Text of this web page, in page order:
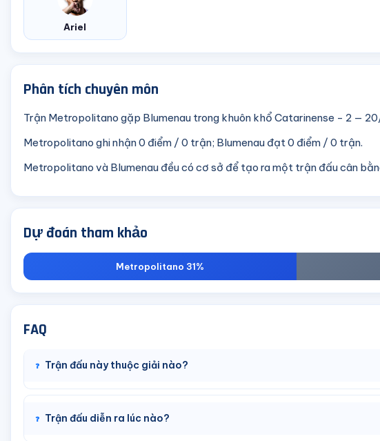
Ariel
Phân tích chuyên môn
Trận Metropolitano gặp Blumenau trong khuôn khổ Catarinense - 2 —
Metropolitano ghi nhận 0 điểm / 0 trận; Blumenau đạt 0 điểm / 0 trận.
Metropolitano và Blumenau đều có cơ sở để tạo ra một trận đấu cân
Dự đoán tham khảo
Metropolitano 31%
FAQ
Trận đấu này thuộc giải nào?
Trận đấu diễn ra lúc nào?